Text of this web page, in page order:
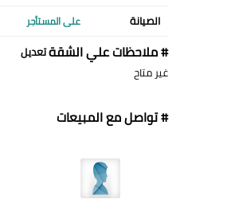
الصيانة على المستأجر
# ملاحظات علي الشقةتعديل
غير متاح
# تواصل مع المبيعات